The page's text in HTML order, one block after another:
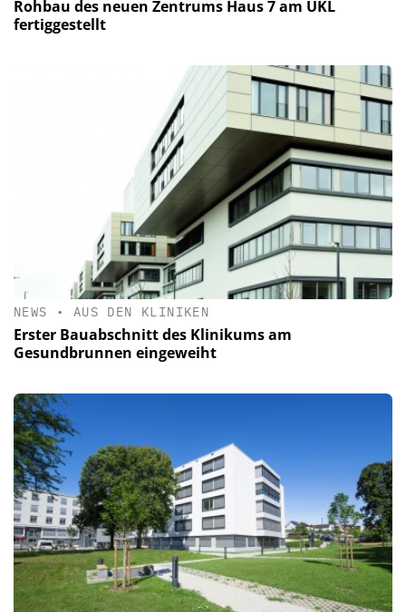
Rohbau des neuen Zentrums Haus 7 am UKL
fertiggestellt
NEWS • AUS DEN KLINIKEN
Erster Bauabschnitt des Klinikums am
Gesundbrunnen eingeweiht